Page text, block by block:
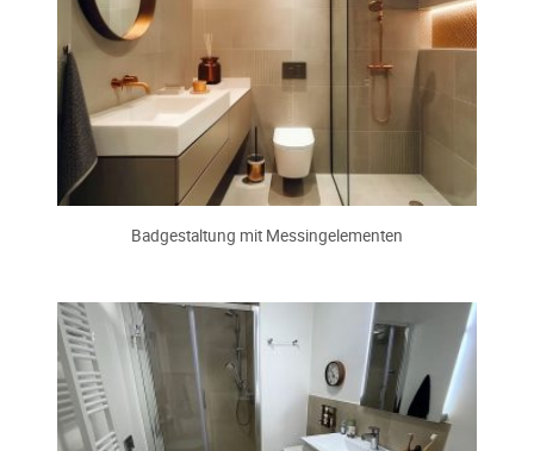
Badgestaltung mit Messingelementen